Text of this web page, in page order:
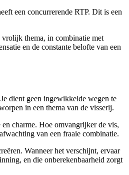
een concurrerende RTP. Dit is een
vrolijk thema, in combinatie met
en de constante belofte van een
dient geen ingewikkelde wegen te
in een thema van de visserij.
charme. Hoe omvangrijker de vis,
van een fraaie combinatie.
Wanneer het verschijnt, ervaar
en die onberekenbaarheid zorgt